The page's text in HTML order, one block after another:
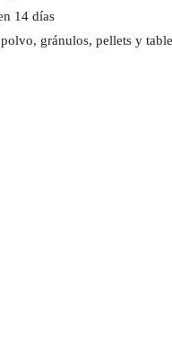
14 días
gránulos, pellets y